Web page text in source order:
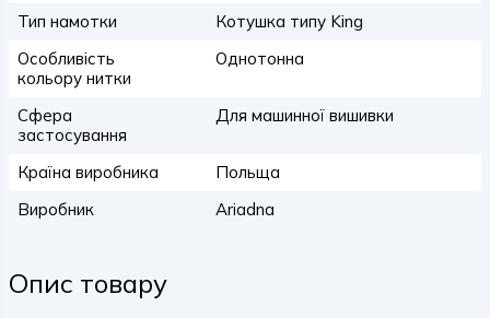
Тип намотки
Котушка типу King
Особливість
кольору нитки
Однотонна
Сфера
застосування
Для машинної вишивки
Країна виробника
Польща
Виробник
Ariadna
Опис товару